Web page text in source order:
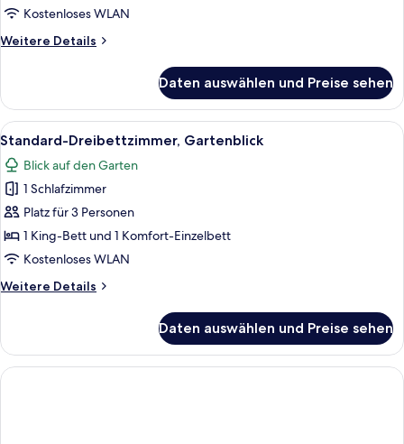
Kostenloses WLAN
Weitere Details
Weitere
Doppelzimmer
Daten auswählen und Preise sehen
Alle
Fotos
für
Standard-
Dreibettzimmer,
Gartenblick
anzeigen
Ein Hotelzimmer mit zwei Betten,
6
Standard-Dreibettzimmer, Gartenblick
Blick auf den Garten
1 Schlafzimmer
Platz für 3 Personen
1 King-Bett und 1 Komfort-Einzelbett
Kostenloses WLAN
Weitere Details
Weitere
Dreibettzimmer,
Gartenblick
Daten auswählen und Preise sehen